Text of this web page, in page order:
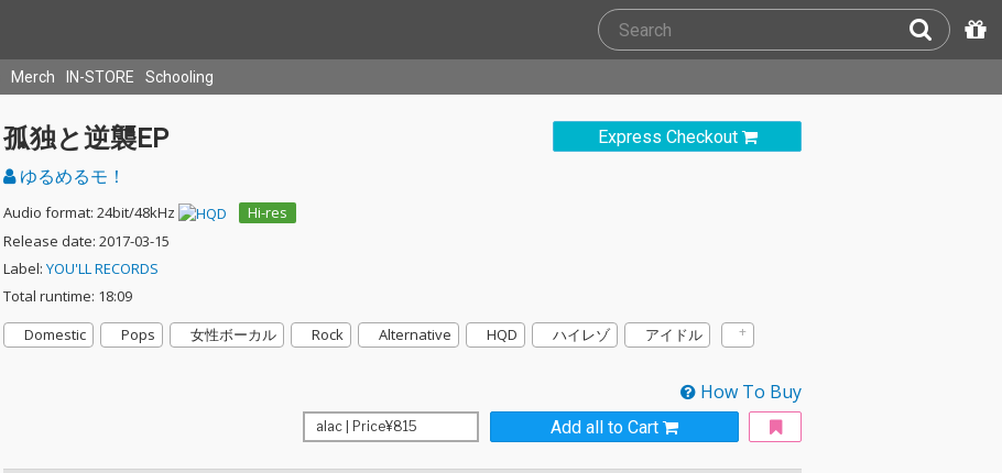
Merch IN-STORE Schooling
Express Checkout
孤独と逆襲EP
ゆるめるモ！
Audio format: 24bit/48kHz
Hi-res
Release date: 2017-03-15
Label: YOU'LL RECORDS
Total runtime: 18:09
Domestic
Pops 女性ボーカル Rock Alternative HQD ハイレゾ アイドル
How To Buy
Add all to Cart